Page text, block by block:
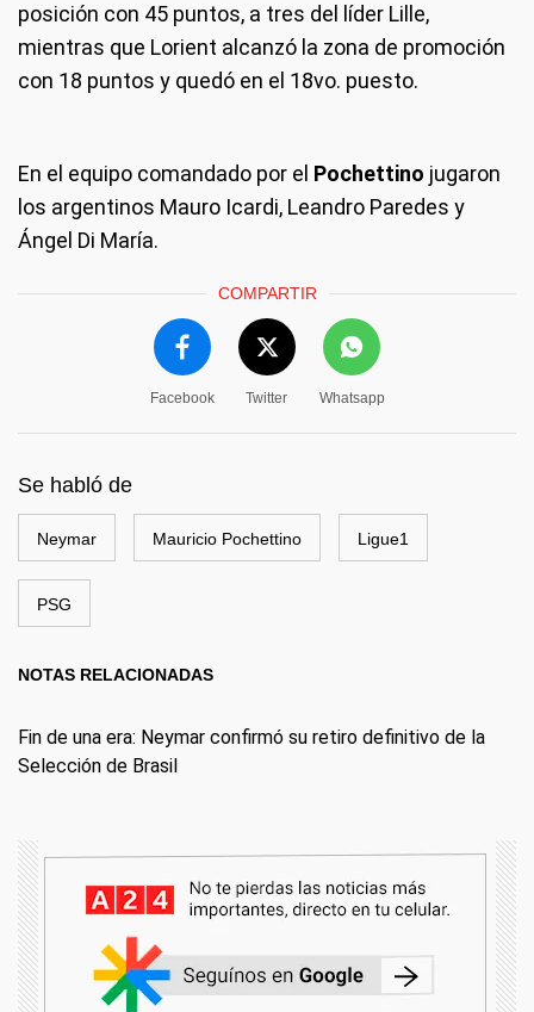
posición con 45 puntos, a tres del líder Lille,
mientras que Lorient alcanzó la zona de promoción
con 18 puntos y quedó en el 18vo. puesto.
En el equipo comandado por el Pochettino jugaron
los argentinos Mauro Icardi, Leandro Paredes y
Ángel Di María.
COMPARTIR
Facebook Twitter Whatsapp
Se habló de
Neymar Mauricio Pochettino Ligue1
PSG
NOTAS RELACIONADAS
Fin de una era: Neymar confirmó su retiro definitivo de la
Selección de Brasil